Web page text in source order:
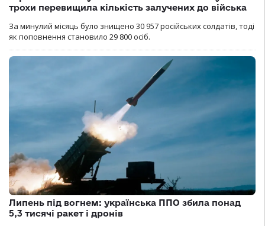
трохи перевищила кількість залучених до війська
За минулий місяць було знищено 30 957 російських солдатів, тоді
як поповнення становило 29 800 осіб.
Липень під вогнем: українська ППО збила понад
5,3 тисячі ракет і дронів